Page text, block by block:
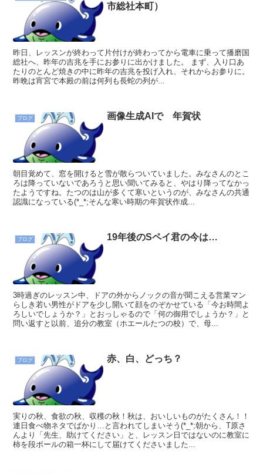
市総社本町）
昨日、レッスンが終わって片付けが終わってから電車に乗って播磨国
総社へ、昨年の吉兆を手にお参りに出かけました。 まず、入り口あ
たりのとんど焼きの中に昨年の吉兆を投げ入れ、それからお参りに。
昨晩は宵宮で本殿の前は何列も長蛇の列が...
ブログ 画像生成AIで 年賀状
朝目覚めて、窓を開けると雪が散らついていました。みなさんのとこ
ろは降っていないであろうと思い聞いてみると、やはり降ってなかっ
たようですね。たつのは山が多くて寒いというのが、みなさんの共通
認識になっている(*_*;そんな寒い時期の年賀状作成...
ブログ 19年後のSペイ君の今は…
3時過ぎのレッスン中、ドアの外からノックの音が聞こえる営業マン
らしき若い男性がドアを少し開いて顔をのぞかせている「今お時間よ
ろしいでしょうか？」とおっしゃるので「何の御用でしょうか？」と
問い返すと以前、追分の教室（ホエールたつの校）で、母...
ブログ 赤、白、どっち？
実りの秋、食欲の秋、収穫の秋！秋は、おいしいものがたくさん！！
連日食べ物ネタでばかり…と言われてしまいそう(*_*;朝から、T原さ
んより「先生、助けてください」と、レッスン日ではないのに教室に
柿を段ボールの箱一杯にして届けてくださいました...